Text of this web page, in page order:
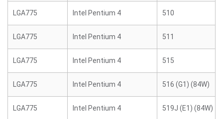
LGA775 Intel Pentium 4 510
LGA775 Intel Pentium 4 511
LGA775 Intel Pentium 4 515
LGA775 Intel Pentium 4 516 (G1) (84W)
LGA775 Intel Pentium 4 519J (E1) (84W)